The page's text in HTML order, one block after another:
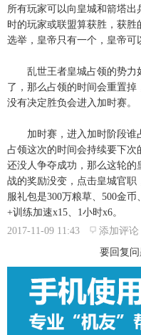
所有玩家可以向皇城和箭塔
时的玩家或联盟算获胜，获
选举，皇帝只有一个，皇帝可
乱世王者皇城占领的势力
了，那么占领的时间会重置
没有决定胜负会进入加时赛。
加时赛，进入加时阶段谁
占领这次的时间会持续要下
还没人争夺成功，那么这轮
战的奖励没变，点击皇城官
服礼包是300万粮草、500金
+训练加速x15、1小时x6。
2017-11-09 11:43
添加评论
要回复